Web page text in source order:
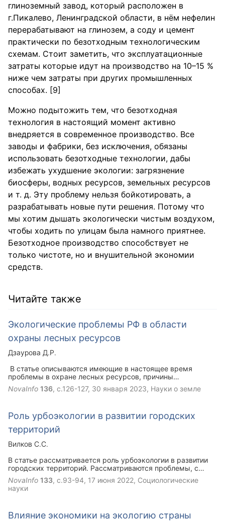
глиноземный завод, который расположен в
г.Пикалево, Ленинградской области, в нём нефелин
перерабатывают на глинозем, а соду и цемент
практически по безотходным технологическим
схемам. Стоит заметить, что эксплуатационные
затраты которые идут на производство на 10–15 %
ниже чем затраты при других промышленных
способах. [9]
Можно подытожить тем, что безотходная
технология в настоящий момент активно
внедряется в современное производство. Все
заводы и фабрики, без исключения, обязаны
использовать безотходные технологии, дабы
избежать ухудшение экологии: загрязнение
биосферы, водных ресурсов, земельных ресурсов
и т. д. Эту проблему нельзя бойкотировать, а
разрабатывать новые пути решения. Потому что
мы хотим дышать экологически чистым воздухом,
чтобы ходить по улицам была намного приятнее.
Безотходное производство способствует не
только чистоте, но и внушительной экономии
средств.
Читайте также
Экологические проблемы РФ в области
охраны лесных ресурсов
Дзаурова Д.Р.
В статье описываются имеющие в настоящее время
проблемы в охране лесных ресурсов, причины
возникновения данных проблема, способы борьбы, а
также действия предпринимаемые в настоящий момент.
NovaInfo 136, с.126-127, 30 января 2023, Науки о земле
Роль урбоэкологии в развитии городских
территорий
Вилков С.С.
В статье рассматривается роль урбоэкологии в развитии
городских территорий. Рассматриваются проблемы, с
которыми сталкиваются жители крупных городов,
описываются меры, которые снизили бы вредное
воздействие на население
NovaInfo 133, с.93-94, 17 июня 2022, Социологические
науки
Влияние экономики на экологию страны